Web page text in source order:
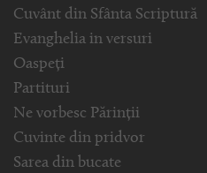
Cuvânt din Sfânta Scriptură
Evanghelia in versuri
Oaspeți
Partituri
Ne vorbesc Părinții
Cuvinte din pridvor
Sarea din bucate